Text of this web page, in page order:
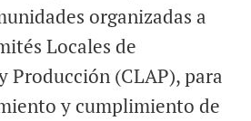
organizadas a
Locales de
Producción (CLAP), para
y cumplimiento de